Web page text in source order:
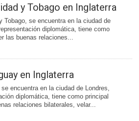
y Tobago en Inglaterra
Tobago, se encuentra en la ciudad de
diplomática, tiene como
las buenas relaciones...
en Inglaterra
encuentra en la ciudad de Londres,
diplomática, tiene como principal
relaciones bilaterales, velar...